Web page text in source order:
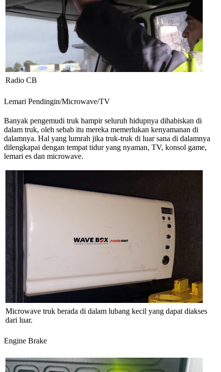
Radio CB
Lemari Pendingin/Microwave/TV
Banyak pengemudi truk hampir seluruh hidupnya dihabiskan di
dalam truk, oleh sebab itu mereka memerlukan kenyamanan di
dalamnya. Hal yang lumrah jika truk-truk di luar sana di dalamnya
dilengkapai dengan tempat tidur yang nyaman, TV, konsol game,
lemari es dan microwave.
Microwave truk berada di dalam lubang kecil yang dapat diakses
dari luar.
Engine Brake